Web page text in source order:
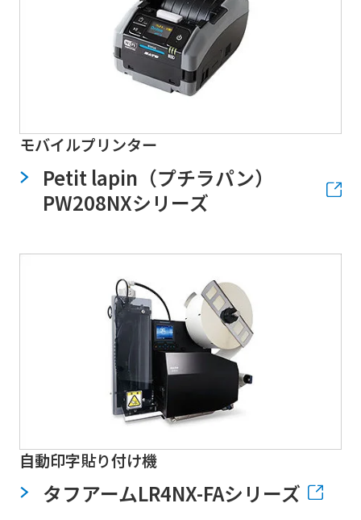
モバイルプリンター
Petit lapin（プチラパン）
PW208NXシリーズ
自動印字貼り付け機
タフアームLR4NX-FAシリーズ